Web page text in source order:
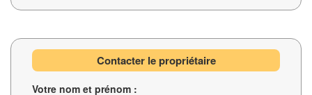
Contacter le propriétaire
Votre nom et prénom :